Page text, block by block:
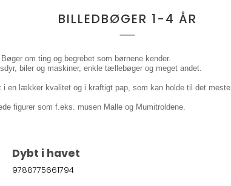
BILLEDBØGER 1-4 ÅR
om ting og begrebet som børnene kender.
biler og maskiner, enkle tællebøger og meget andet.
i en lækker kvalitet og i kraftigt pap, som kan holde til det meste.
figurer som f.eks. musen Malle og Mumitroldene.
Dybt i havet
9788775661794